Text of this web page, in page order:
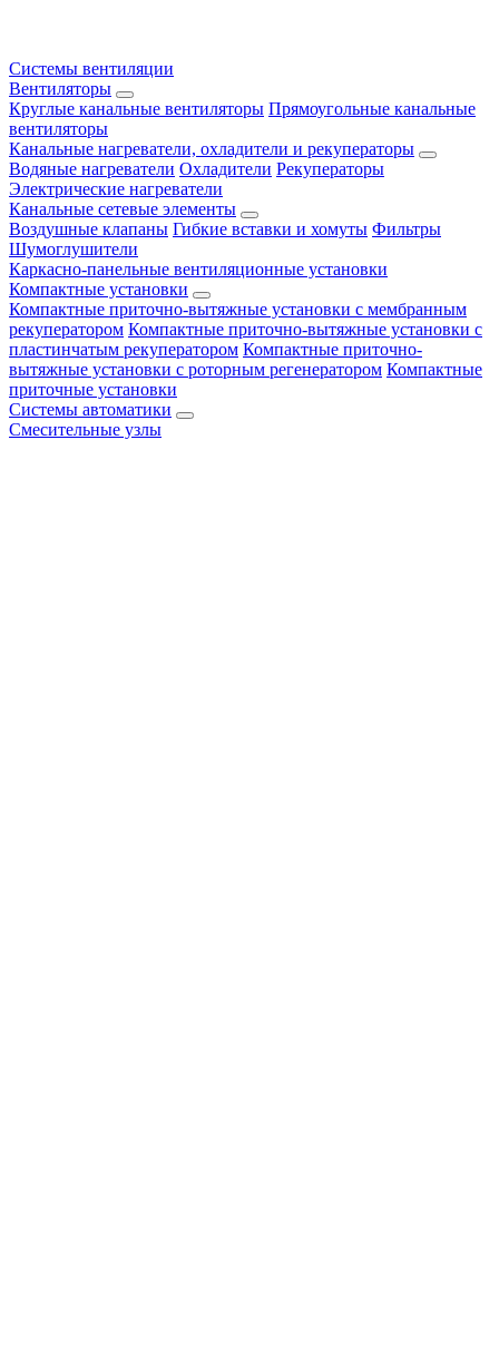
Системы вентиляции
Вентиляторы
Круглые канальные вентиляторы Прямоугольные канальные
вентиляторы
Канальные нагреватели, охладители и рекуператоры
Водяные нагреватели Охладители Рекуператоры
Электрические нагреватели
Канальные сетевые элементы
Воздушные клапаны Гибкие вставки и хомуты Фильтры
Шумоглушители
Каркасно-панельные вентиляционные установки
Компактные установки
Компактные приточно-вытяжные установки с мембранным
рекуператором Компактные приточно-вытяжные установки с
пластинчатым рекуператором Компактные приточно-
вытяжные установки с роторным регенератором Компактные
приточные установки
Системы автоматики
Смесительные узлы